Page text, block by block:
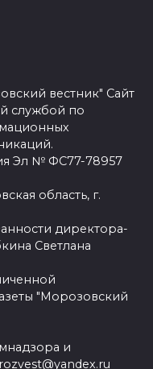
вестник" Сайт
службой по
Эл № ФС77-78957
область, г.
директора-
Светлана
"Морозовский
и